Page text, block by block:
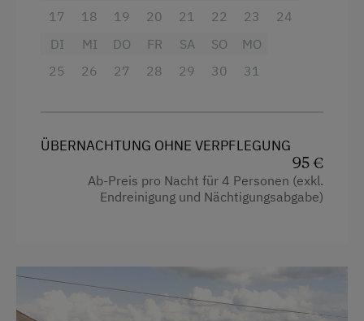
Bergluft und die Aussicht genießen können.
Profitieren Sie außerdem von kostenfreiem
schönen Garten und dem exklusiven privaten
auf Anfrage bereitgestellt werden.
Ausstattung
17
18
19
20
21
22
23
24
DI
25
MI
26
DO
27
FR
28
SA
29
SO
30
MO
31
ÜBERNACHTUNG OHNE VERPFLEGUNG
95 €
Ab-Preis pro Nacht für 4 Personen (exkl.
Endreinigung und Nächtigungsabgabe)